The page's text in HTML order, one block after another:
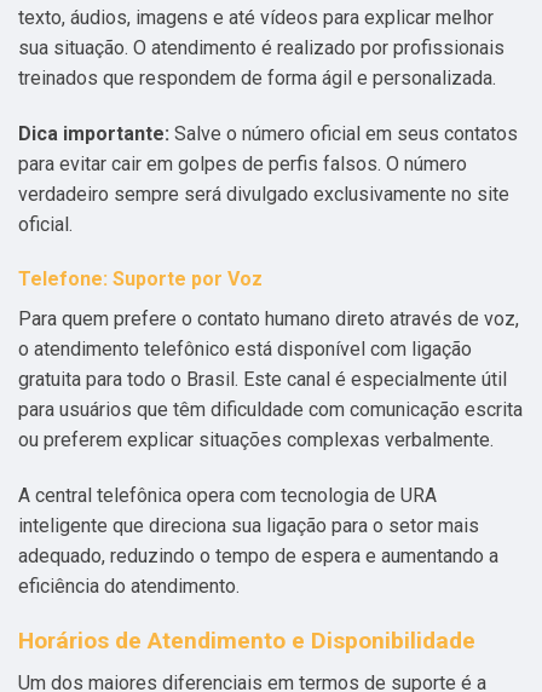
texto, áudios, imagens e até vídeos para explicar melhor
sua situação. O atendimento é realizado por profissionais
treinados que respondem de forma ágil e personalizada.
Dica importante: Salve o número oficial em seus contatos
para evitar cair em golpes de perfis falsos. O número
verdadeiro sempre será divulgado exclusivamente no site
oficial.
Telefone: Suporte por Voz
Para quem prefere o contato humano direto através de voz,
o atendimento telefônico está disponível com ligação
gratuita para todo o Brasil. Este canal é especialmente útil
para usuários que têm dificuldade com comunicação escrita
ou preferem explicar situações complexas verbalmente.
A central telefônica opera com tecnologia de URA
inteligente que direciona sua ligação para o setor mais
adequado, reduzindo o tempo de espera e aumentando a
eficiência do atendimento.
Horários de Atendimento e Disponibilidade
Um dos maiores diferenciais em termos de suporte é a